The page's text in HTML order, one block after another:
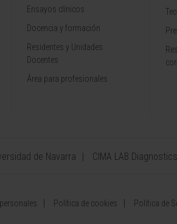
Ensayos clínicos
Docencia y formación
Residentes y Unidades
Docentes
Área para profesionales
de Navarra CIMA LAB Diagnostics
Política de cookies Política de